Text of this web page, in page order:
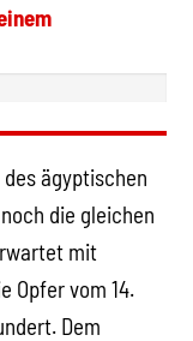
ägyptischen
die gleichen
mit
Opfer vom 14.
Dem